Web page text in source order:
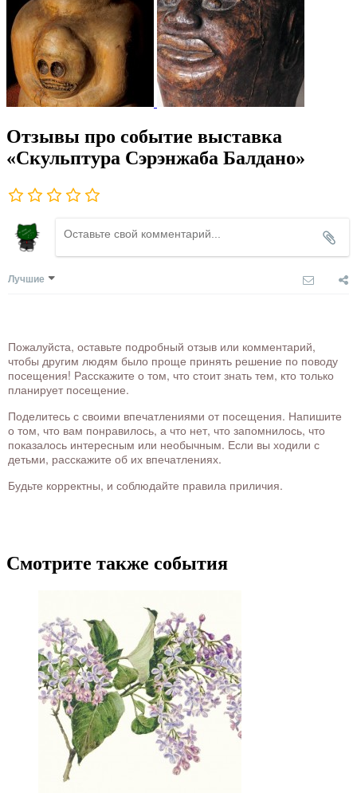
Отзывы про событие выставка
«Скульптура Сэрэнжаба Балдано»
Лучшие
Пожалуйста, оставьте подробный отзыв или комментарий,
чтобы другим людям было проще принять решение по поводу
посещения! Расскажите о том, что стоит знать тем, кто только
планирует посещение.
Поделитесь с своими впечатлениями от посещения. Напишите
о том, что вам понравилось, а что нет, что запомнилось, что
показалось интересным или необычным. Если вы ходили с
детьми, расскажите об их впечатлениях.
Будьте корректны, и соблюдайте правила приличия.
Смотрите также события